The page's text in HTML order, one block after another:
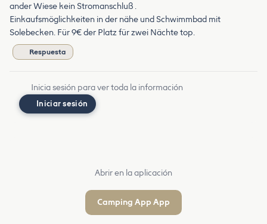
ander Wiese kein Stromanschluß .
Einkaufsmöglichkeiten in der nähe und Schwimmbad mit
Solebecken. Für 9€ der Platz für zwei Nächte top.
Respuesta
Inicia sesión para ver toda la información
Iniciar sesión
Abrir en la aplicación
Camping App App